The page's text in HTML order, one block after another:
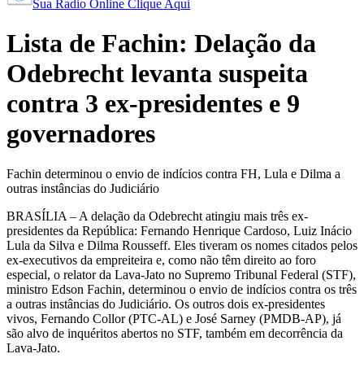
Sua Radio Online Clique Aqui
Lista de Fachin: Delação da
Odebrecht levanta suspeita
contra 3 ex-presidentes e 9
governadores
Fachin determinou o envio de indícios contra FH, Lula e Dilma a
outras instâncias do Judiciário
BRASÍLIA – A delação da Odebrecht atingiu mais três ex-
presidentes da República: Fernando Henrique Cardoso, Luiz Inácio
Lula da Silva e Dilma Rousseff. Eles tiveram os nomes citados pelos
ex-executivos da empreiteira e, como não têm direito ao foro
especial, o relator da Lava-Jato no Supremo Tribunal Federal (STF),
ministro Edson Fachin, determinou o envio de indícios contra os três
a outras instâncias do Judiciário. Os outros dois ex-presidentes
vivos, Fernando Collor (PTC-AL) e José Sarney (PMDB-AP), já
são alvo de inquéritos abertos no STF, também em decorrência da
Lava-Jato.